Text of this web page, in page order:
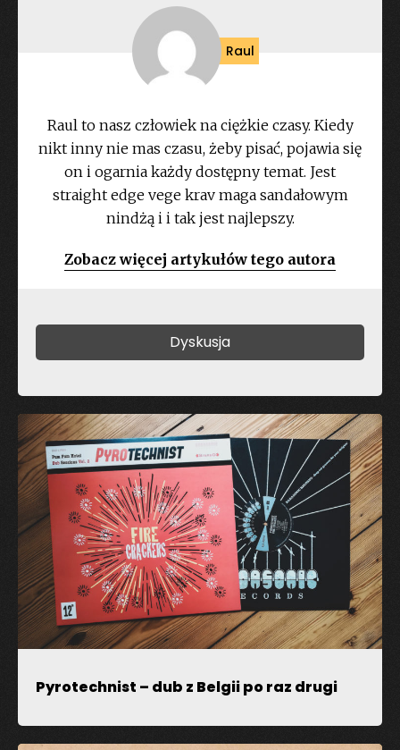
Raul
Raul to nasz człowiek na ciężkie czasy. Kiedy
nikt inny nie mas czasu, żeby pisać, pojawia się
on i ogarnia każdy dostępny temat. Jest
straight edge vege krav maga sandałowym
nindżą i i tak jest najlepszy.
Zobacz więcej artykułów tego autora
Dyskusja
Dodaj komentarz
Twój adres email nie zostanie opublikowany.Pola,
których wypełnienie jest wymagane, są oznaczone
symbolem*
Pyrotechnist – dub z Belgii po raz drugi